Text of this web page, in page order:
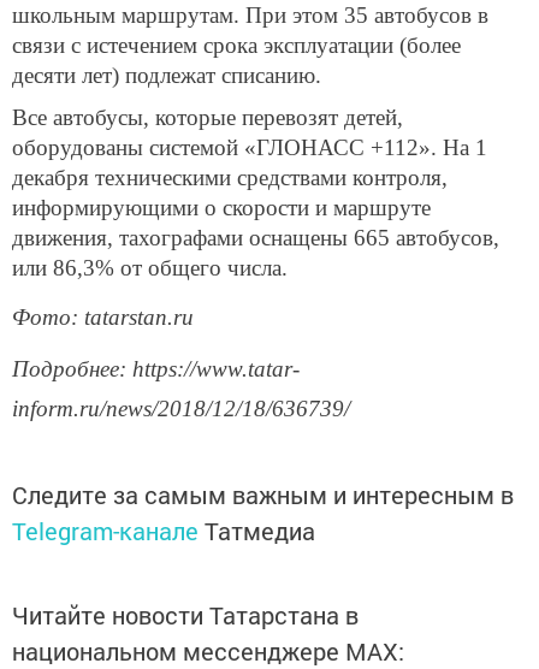
школьным маршрутам. При этом 35 автобусов в
связи с истечением срока эксплуатации (более
десяти лет) подлежат списанию.
Все автобусы, которые перевозят детей,
оборудованы системой «ГЛОНАСС +112». На 1
декабря техническими средствами контроля,
информирующими о скорости и маршруте
движения, тахографами оснащены 665 автобусов,
или 86,3% от общего числа.
Фото: tatarstan.ru
Подробнее: https://www.tatar-
inform.ru/news/2018/12/18/636739/
Следите за самым важным и интересным в
Telegram-канале Татмедиа
Читайте новости Татарстана в
национальном мессенджере MАХ: